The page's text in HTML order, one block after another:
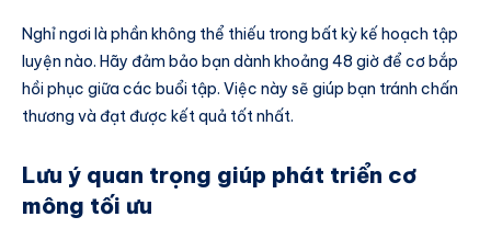
Nghỉ ngơi là phần không thể thiếu trong bất kỳ kế hoạch tập
luyện nào. Hãy đảm bảo bạn dành khoảng 48 giờ để cơ bắp
hồi phục giữa các buổi tập. Việc này sẽ giúp bạn tránh chấn
thương và đạt được kết quả tốt nhất.
Lưu ý quan trọng giúp phát triển cơ
mông tối ưu